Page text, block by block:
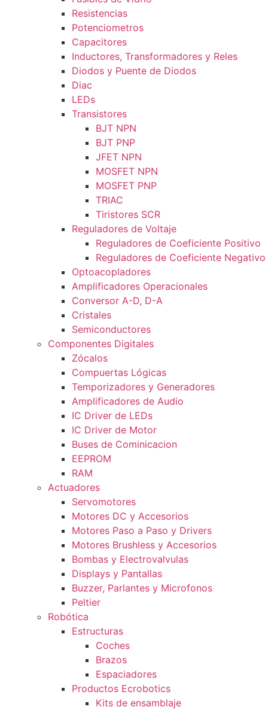
Resistencias
Potenciometros
Capacitores
Inductores, Transformadores y Reles
Diodos y Puente de Diodos
Diac
LEDs
Transistores
BJT NPN
BJT PNP
JFET NPN
MOSFET NPN
MOSFET PNP
TRIAC
Tiristores SCR
Reguladores de Voltaje
Reguladores de Coeficiente Positivo
Reguladores de Coeficiente Negativo
Optoacopladores
Amplificadores Operacionales
Conversor A-D, D-A
Cristales
Semiconductores
Componentes Digitales
Zócalos
Compuertas Lógicas
Temporizadores y Generadores
Amplificadores de Audio
IC Driver de LEDs
IC Driver de Motor
Buses de Cominicacion
EEPROM
RAM
Actuadores
Servomotores
Motores DC y Accesorios
Motores Paso a Paso y Drivers
Motores Brushless y Accesorios
Bombas y Electrovalvulas
Displays y Pantallas
Buzzer, Parlantes y Microfonos
Peltier
Robótica
Estructuras
Coches
Brazos
Espaciadores
Productos Ecrobotics
Kits de ensamblaje